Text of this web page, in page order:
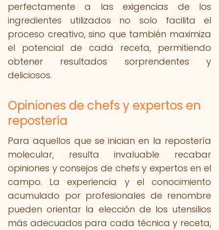
perfectamente a las exigencias de los
ingredientes utilizados no solo facilita el
proceso creativo, sino que también maximiza
el potencial de cada receta, permitiendo
obtener resultados sorprendentes y
deliciosos.
Opiniones de chefs y expertos en
repostería
Para aquellos que se inician en la repostería
molecular, resulta invaluable recabar
opiniones y consejos de chefs y expertos en el
campo. La experiencia y el conocimiento
acumulado por profesionales de renombre
pueden orientar la elección de los utensilios
más adecuados para cada técnica y receta,